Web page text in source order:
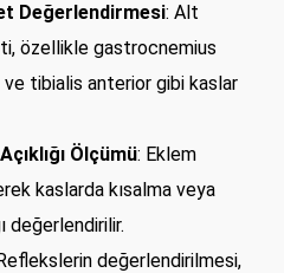
Değerlendirmesi: Alt
özellikle gastrocnemius
ve tibialis anterior gibi kaslar
Ölçümü: Eklem
kaslarda kısalma veya
değerlendirilir.
değerlendirilmesi,